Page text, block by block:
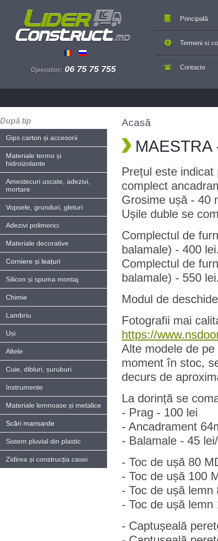
Operator: 06 75 75 755
Principală
Contacte
Termeni si
După tip
Gips carton și accesorii
Materiale termo și
hidroizolante
Amestecuri uscate, adezivi,
mortare
Vopsele, grunduri, gleturi
Adezivi polimerici
Materiale decorative
Corniere și leațuri
Silicon și spuma montaj
Chimie
Lambriu
Uși
Altele
Cuie, dibluri, șuruburi
Instrumente
Materiale lemnoase și metalice
Scări mansarde
Sistem pluvial din plastic
Zidirea și construcția casei
Acasă
MAESTRA
Prețul este
complect
Grosime ușă - 40
Ușile duble se
Complectul de
balamale) - 400
Complectul de
balamale) - 550
Modul de
Fotografii mai
https://
Alte modele de
moment în stoc,
decurs de
La dorință se
- Prag - 100 lei
- Ancadrament
- Balamale - 45
- Toc de ușă 80
- Toc de ușă 100
- Toc de ușă
- Toc de ușă
- Captușeală